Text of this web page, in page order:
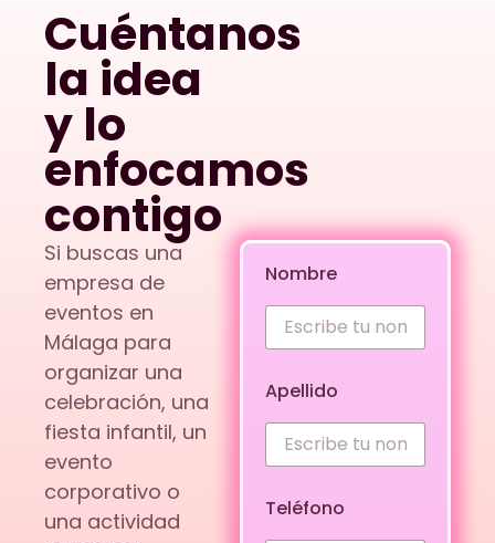
Cuéntanos
la idea
y lo
enfocamos
contigo
Si buscas una
empresa de
eventos en
Málaga para
organizar una
celebración, una
fiesta infantil, un
evento
corporativo o
una actividad
Nombre
Apellido
Teléfono